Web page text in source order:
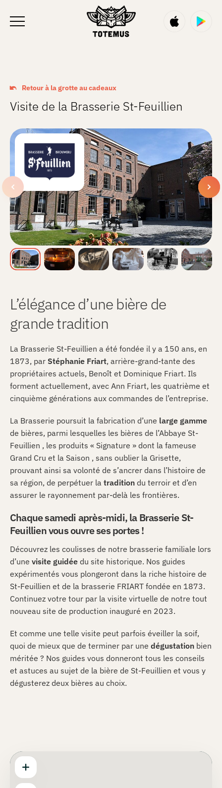
Retour à la grotte au cadeaux
Visite de la Brasserie St-Feuillien
L’élégance d’une bière de
grande tradition
La Brasserie St-Feuillien a été fondée il y a 150 ans, en
1873, par Stéphanie Friart, arrière-grand-tante des
propriétaires actuels, Benoît et Dominique Friart. Ils
forment actuellement, avec Ann Friart, les quatrième et
cinquième générations aux commandes de l’entreprise.
La Brasserie poursuit la fabrication d’une large gamme
de bières, parmi lesquelles les bières de l’Abbaye St-
Feuillien , les produits « Signature » dont la fameuse
Grand Cru et la Saison , sans oublier la Grisette,
prouvant ainsi sa volonté de s’ancrer dans l’histoire de
sa région, de perpétuer la tradition du terroir et d’en
assurer le rayonnement par-delà les frontières.
Chaque samedi après-midi, la Brasserie St-
Feuillien vous ouvre ses portes !
Découvrez les coulisses de notre brasserie familiale lors
d’une visite guidée du site historique. Nos guides
expérimentés vous plongeront dans la riche histoire de
St-Feuillien et de la brasserie FRIART fondée en 1873.
Continuez votre tour par la visite virtuelle de notre tout
nouveau site de production inauguré en 2023.
Et comme une telle visite peut parfois éveiller la soif,
quoi de mieux que de terminer par une dégustation bien
méritée ? Nos guides vous donneront tous les conseils
et astuces au sujet de la bière de St-Feuillien et vous y
dégusterez deux bières au choix.